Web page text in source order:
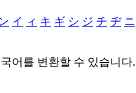
ン イ ィ キ ギ シ ジ チ ヂ ニ
어를 변환할 수 있습니다.